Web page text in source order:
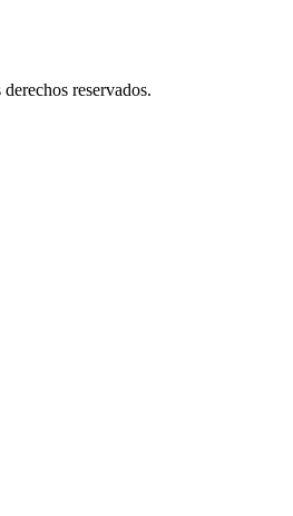
reservados.